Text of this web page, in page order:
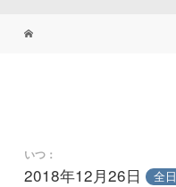
いつ：
2018年12月26日 全日